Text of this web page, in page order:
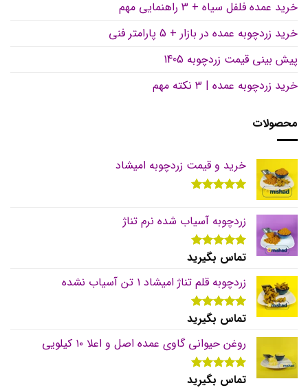
خرید عمده فلفل سیاه + 3 راهنمایی مهم
خرید زردچوبه عمده در بازار + 5 پارامتر فنی
پیش بینی قیمت زردچوبه 1405
خرید زردچوبه عمده | ۳ نکته مهم
محصولات
خرید و قیمت زردچوبه امیشاد
زردچوبه آسیاب شده نرم تناژ
نمره 5.00
تماس بگیرید
زردچوبه قلم تناژ امیشاد ۱ تن آسیاب نشده
نمره 5.00
تماس بگیرید
روغن حیوانی گاوی عمده اصل و اعلا ۱۰ کیلویی
نمره 5.00
تماس بگیرید